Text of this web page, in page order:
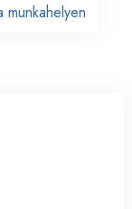
munkahelyen